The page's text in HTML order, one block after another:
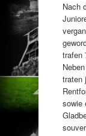
Nach
trafen
traten
sowie